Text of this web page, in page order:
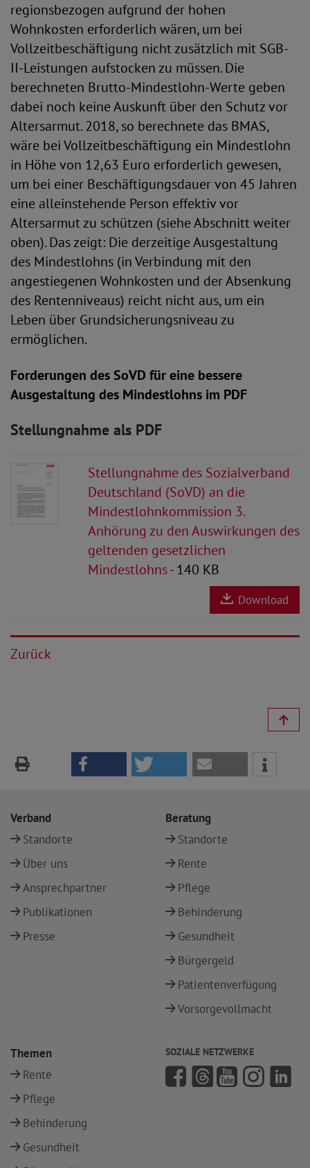
regionsbezogen aufgrund der hohen
Wohnkosten erforderlich wären, um bei
Vollzeitbeschäftigung nicht zusätzlich mit SGB-
II-Leistungen aufstocken zu müssen. Die
berechneten Brutto-Mindestlohn-Werte geben
dabei noch keine Auskunft über den Schutz vor
Altersarmut. 2018, so berechnete das BMAS,
wäre bei Vollzeitbeschäftigung ein Mindestlohn
in Höhe von 12,63 Euro erforderlich gewesen,
um bei einer Beschäftigungsdauer von 45 Jahren
eine alleinstehende Person effektiv vor
Altersarmut zu schützen (siehe Abschnitt weiter
oben). Das zeigt: Die derzeitige Ausgestaltung
des Mindestlohns (in Verbindung mit den
angestiegenen Wohnkosten und der Absenkung
des Rentenniveaus) reicht nicht aus, um ein
Leben über Grundsicherungsniveau zu
ermöglichen.
Forderungen des SoVD für eine bessere
Ausgestaltung des Mindestlohns im PDF
Stellungnahme als PDF
Stellungnahme des Sozialverband
Deutschland (SoVD) an die
Mindestlohnkommission 3.
Anhörung zu den Auswirkungen des
geltenden gesetzlichen
Mindestlohns- 140 KB
Download
Zurück
Verband
Standorte
Über uns
Ansprechpartner
Publikationen
Presse
Beratung
Standorte
Rente
Pflege
Behinderung
Gesundheit
Bürgergeld
Patientenverfügung
Vorsorgevollmacht
Themen
Rente
Pflege
Behinderung
Gesundheit
SOZIALE NETZWERKE